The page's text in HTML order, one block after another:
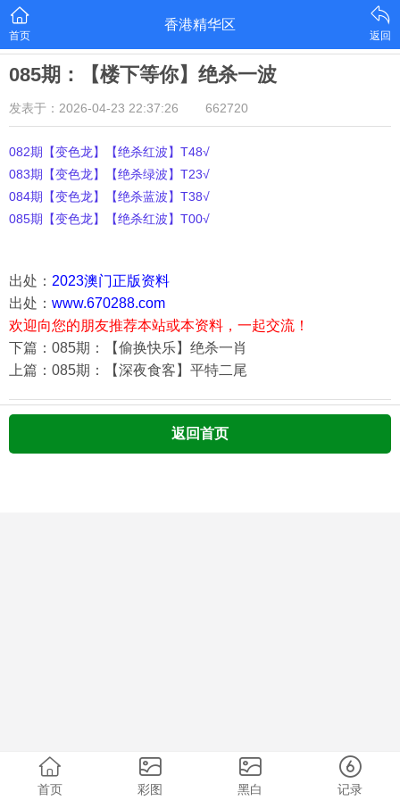
首页
香港精华区
返回
085期：【楼下等你】绝杀一波
发表于：2026-04-23 22:37:26 662720
082期【变色龙】【绝杀红波】T48√
083期【变色龙】【绝杀绿波】T23√
084期【变色龙】【绝杀蓝波】T38√
085期【变色龙】【绝杀红波】T00√
出处： 2023澳门正版资料
出处： www.670288.com
欢迎向您的朋友推荐本站或本资料，一起交流！
下篇：085期：【偷换快乐】绝杀一肖
上篇：085期：【深夜食客】平特二尾
返回首页
首页 彩图 黑白 记录